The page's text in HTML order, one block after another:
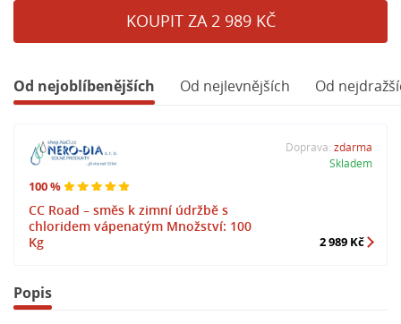
KOUPIT ZA 2 989 KČ
Od nejoblíbenějších Od nejlevnějších Od
100 %
CC Road – směs k zimní údržbě s
chloridem vápenatým Množství: 100
Kg
Doprava: zdarma
Skladem
2 989 Kč
Popis